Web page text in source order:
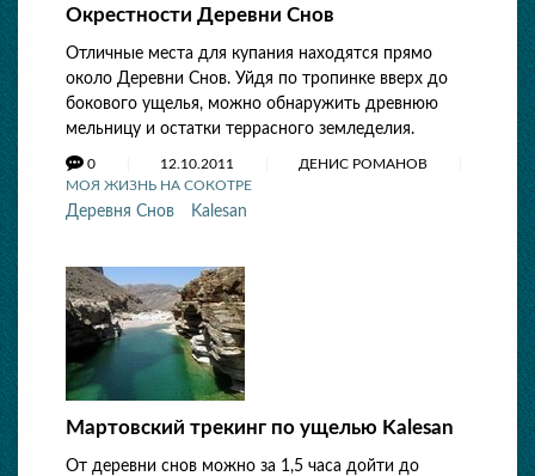
Окрестности Деревни Снов
Отличные места для купания находятся прямо
около Деревни Снов. Уйдя по тропинке вверх до
бокового ущелья, можно обнаружить древнюю
мельницу и остатки террасного земледелия.
0 12.10.2011
ДЕНИС РОМАНОВ
МОЯ ЖИЗНЬ НА СОКОТРЕ
Деревня Снов Kalesan
Мартовский трекинг по ущелью Kalesan
От деревни снов можно за 1,5 часа дойти до